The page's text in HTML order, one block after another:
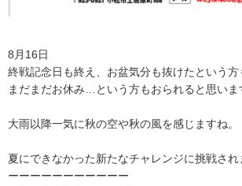
8月16日
終戦記念日も終え、お盆気分も抜けたという方
まだまだお休み…という方もおられると思い
大雨以降一気に秋の空や秋の風を感じますね。
夏にできなかった新たなチャレンジに挑戦され
ーーーーーーーーーーー